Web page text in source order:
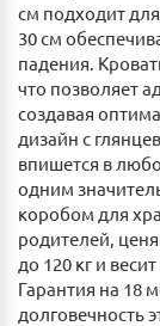
см подходит
30 см
падения.
что позволяет
создавая
дизайн с
впишется в
одним
коробом для
родителей,
до 120 кг и
Гарантия на 18
долговечность